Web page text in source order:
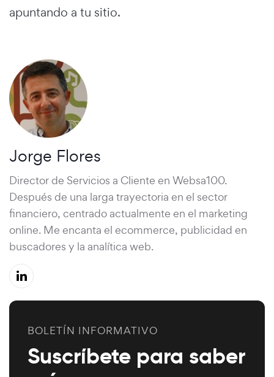
apuntando a tu sitio.
Jorge Flores
Director de Servicios a Cliente en Websa100.
Después de una larga trayectoria en el sector
financiero, centrado actualmente en el marketing
online. Me encanta el ecommerce, publicidad en
buscadores y la analítica web.
BOLETÍN INFORMATIVO
Suscríbete para saber